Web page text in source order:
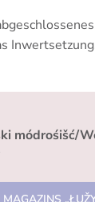
módrośišć/